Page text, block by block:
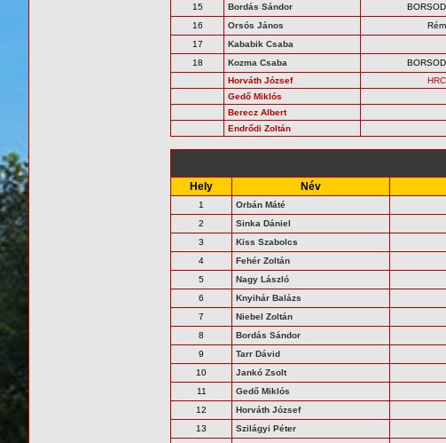
15
Bordás Sándor
16
Orsós János
17
Kababik Csaba
18
Kozma Csaba
Horváth József
Gedő Miklós
Berecz Albert
Endrődi Zoltán
Hely Név
1 Orbán Máté
2
Sinka Dániel
3
Kiss Szabolcs
4
Fehér Zoltán
5
Nagy László
6
Knyihár Balázs
7
Niebel Zoltán
8
Bordás Sándor
9
Tarr Dávid
10
Jankó Zsolt
11
Gedő Miklós
12
Horváth József
13
Szilágyi Péter